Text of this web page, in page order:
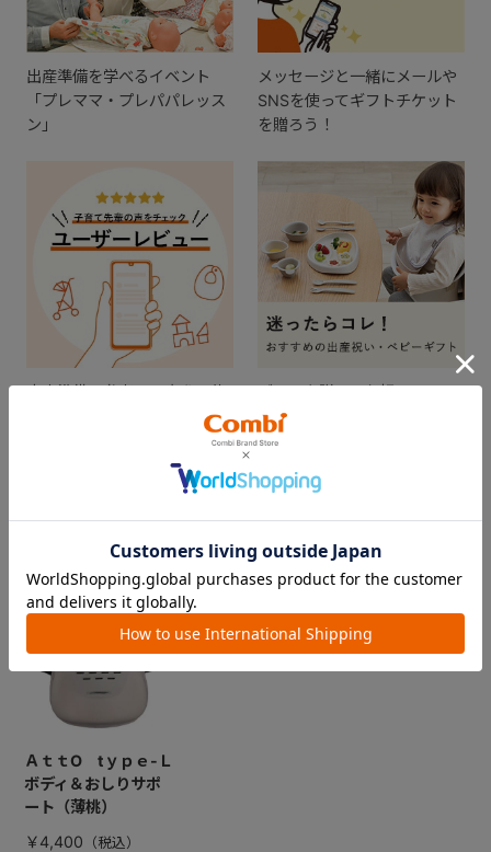
出産準備を学べるイベント
「プレママ・プレパパレッス
ン」
メッセージと一緒にメールや
SNSを使ってギフトチケット
を贈ろう！
出産準備の参考に。実際に使
ってみた感想をチェック！
ギフトを贈ってお祝いしよ
う！
CHECKED ITEM
最近見た商品
ＡｔｔO tｙｐｅ-Ｌ
ボディ＆おしりサポ
ート（薄桃）
￥4,400